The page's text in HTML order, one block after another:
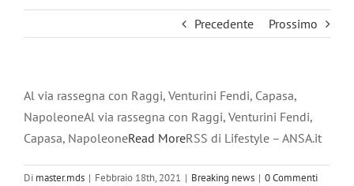
Precedente Prossimo
Al via rassegna con Raggi, Venturini Fendi, Capasa,
NapoleoneAl via rassegna con Raggi, Venturini Fendi,
Capasa, NapoleoneRead MoreRSS di Lifestyle – ANSA.it
Di master.mds | Febbraio 18th, 2021 | Breaking news | 0 Commenti